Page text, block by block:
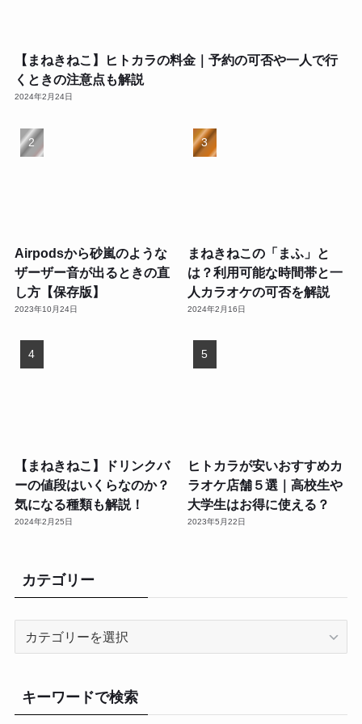
【まねきねこ】ヒトカラの料金｜予約の可否や一人で行
くときの注意点も解説
2024年2月24日
Airpodsから砂嵐のような
ザーザー音が出るときの直
し方【保存版】
2023年10月24日
まねきねこの「まふ」と
は？利用可能な時間帯と一
人カラオケの可否を解説
2024年2月16日
【まねきねこ】ドリンクバ
ーの値段はいくらなのか？
気になる種類も解説！
2024年2月25日
ヒトカラが安いおすすめカ
ラオケ店舗５選｜高校生や
大学生はお得に使える？
2023年5月22日
カテゴリー
キーワードで検索